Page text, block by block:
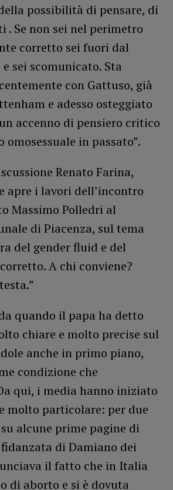
possibilità di pensare, di
. Se non sei nel perimetro
corretto sei fuori dal
sei scomunicato. Sta
con Gattuso, già
e adesso osteggiato
accenno di pensiero critico
in passato”.
Renato Farina,
apre i lavori dell’incontro
Massimo Polledri al
di Piacenza, sul tema
del gender fluid e del
A chi conviene?
quando il papa ha detto
chiare e molto precise sul
anche in primo piano,
condizione che
qui, i media hanno iniziato
molto particolare: per due
alcune prime pagine di
di Damiano dei
il fatto che in Italia
di aborto e si è dovuta